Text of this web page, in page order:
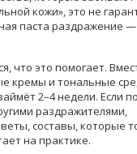
кожи», это не
паста раздражение
что это помогает.
кремы и тональные
2–4 недели. Если
раздражителями,
составы, которые
на практике.